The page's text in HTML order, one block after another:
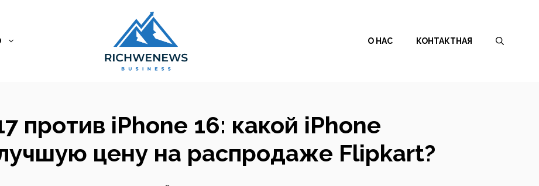
О НАС КОНТАКТНАЯ
против iPhone 16: какой iPhone
цену на распродаже Flipkart?